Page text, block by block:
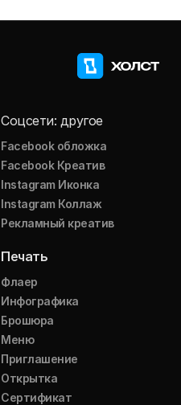
Соцсети: другое
Facebook обложка
Facebook Креатив
Instagram Иконка
Instagram Коллаж
Рекламный креатив
Печать
Флаер
Инфографика
Брошюра
Меню
Приглашение
Открытка
Сертификат